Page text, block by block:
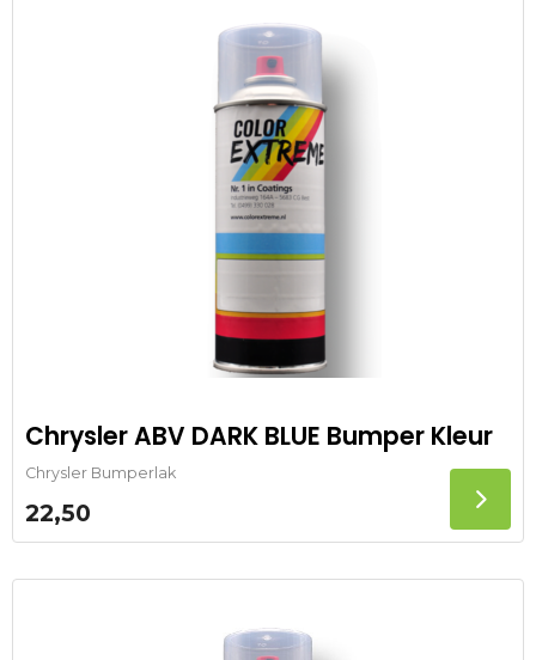
Chrysler ABV DARK BLUE Bumper Kleur
Chrysler Bumperlak
22,50